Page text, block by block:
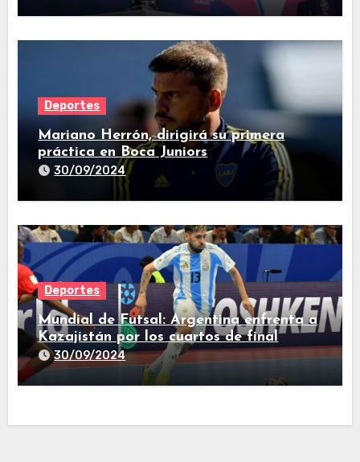
Deportes
Mariano Herrón, dirigirá su primera
práctica en Boca Juniors
30/09/2024
Deportes
Mundial de Futsal: Argentina enfrenta a
Kazajistán por los cuartos de final
30/09/2024